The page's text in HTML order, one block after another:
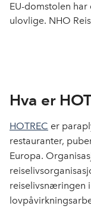
EU-domstolen
ulovlige. NHO
Hva er
HOTREC er
restauranter,
Europa.
reiselivsnæringen